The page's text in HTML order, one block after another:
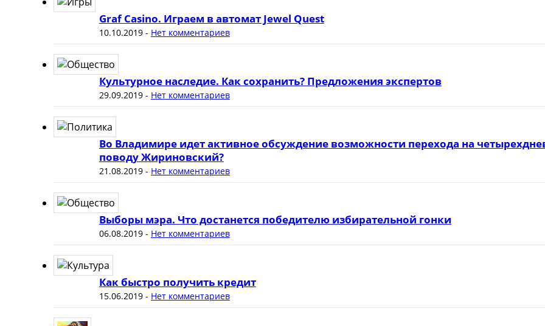
Graf Casino. Играем в автомат Jewel Quest
10.10.2019- Нет комментариев
Культурное наследие. Как сохранить? Предложения экспертов
29.09.2019- Нет комментариев
Во Владимире идет активное обсуждение возможности перехода на
поводу Жириновский?
21.08.2019- Нет комментариев
Выборы мэра. Что достанется победителю избирательной гонки
06.08.2019- Нет комментариев
Как быстро получить кредит
15.06.2019- Нет комментариев